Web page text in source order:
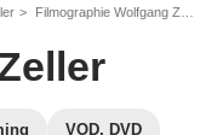
Filmographie Wolfgang Zeller
VOD, DVD